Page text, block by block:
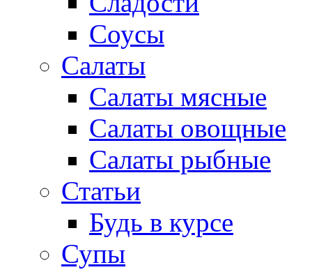
Соусы
Салаты
Салаты мясные
Салаты овощные
Салаты рыбные
Статьи
Будь в курсе
Супы